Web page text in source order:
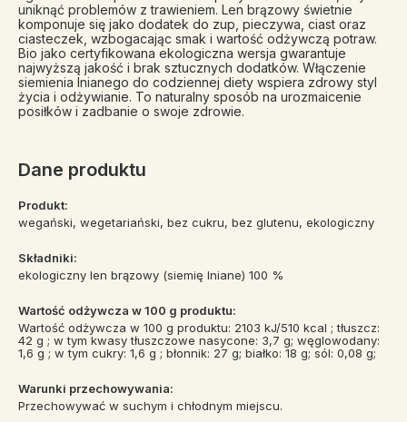
uniknąć problemów z trawieniem. Len brązowy świetnie
komponuje się jako dodatek do zup, pieczywa, ciast oraz
ciasteczek, wzbogacając smak i wartość odżywczą potraw.
Bio jako certyfikowana ekologiczna wersja gwarantuje
najwyższą jakość i brak sztucznych dodatków. Włączenie
siemienia lnianego do codziennej diety wspiera zdrowy styl
życia i odżywianie. To naturalny sposób na urozmaicenie
posiłków i zadbanie o swoje zdrowie.
Dane produktu
Produkt:
wegański, wegetariański, bez cukru, bez glutenu, ekologiczny
Składniki:
ekologiczny len brązowy (siemię lniane) 100 %
Wartość odżywcza w 100 g produktu:
Wartość odżywcza w 100 g produktu: 2103 kJ/510 kcal ; tłuszcz:
42 g ; w tym kwasy tłuszczowe nasycone: 3,7 g; węglowodany:
1,6 g ; w tym cukry: 1,6 g ; błonnik: 27 g; białko: 18 g; sól: 0,08 g;
Warunki przechowywania:
Przechowywać w suchym i chłodnym miejscu.